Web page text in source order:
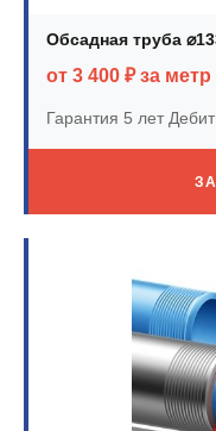
Обсадная труба
от 3 400 ₽ за метр
Гарантия 5 летДебит